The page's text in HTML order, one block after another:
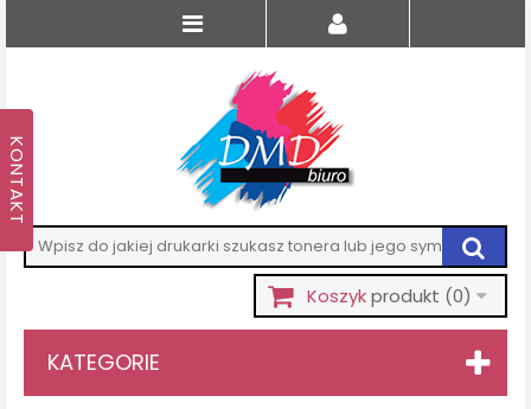
Koszykprodukt (0)
KATEGORIE